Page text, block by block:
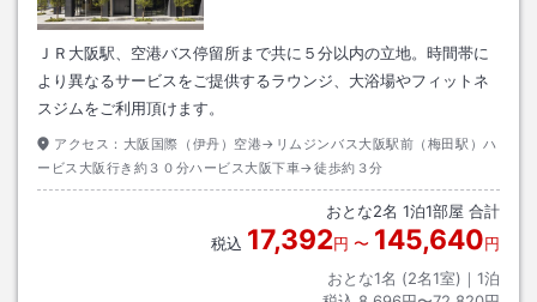
ＪＲ大阪駅、空港バス停留所まで共に５分以内の立地。時間帯に
より異なるサービスをご提供するラウンジ、大浴場やフィットネ
スジムをご利用頂けます。
アクセス： 大阪国際（伊丹）空港→リムジンバス大阪駅前（梅田駅）ハ
ービス大阪行き約３０分ハービス大阪下車→徒歩約３分
おとな2名 1泊1部屋 合計
税込 17,392円 〜 145,640円
おとな1名 (2名1室)｜ 1泊